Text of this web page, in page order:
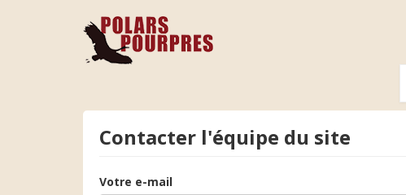
Contacter l'équipe du site
Votre e-mail